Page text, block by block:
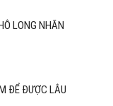
LONG NHÃN
ĐỂ ĐƯỢC LÂU